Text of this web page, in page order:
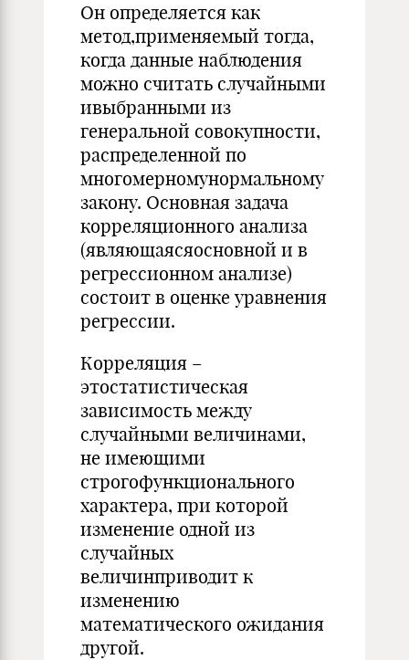
Он определяется как
метод,применяемый тогда,
когда данные наблюдения
можно считать случайными
ивыбранными из
генеральной совокупности,
распределенной по
многомерномунормальному
закону. Основная задача
корреляционного анализа
(являющаясяосновной и в
регрессионном анализе)
состоит в оценке уравнения
регрессии.
Корреляция –
этостатистическая
зависимость между
случайными величинами,
не имеющими
строгофункционального
характера, при которой
изменение одной из
случайных
величинприводит к
изменению
математического ожидания
другой.